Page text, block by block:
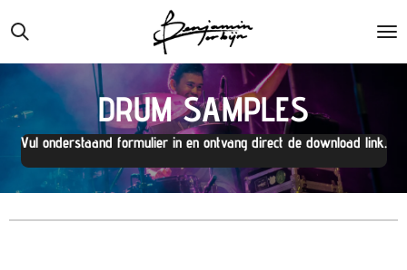
Ga
direct
naar
hoofdinhoudDRUM SAMPLES
Vul onderstaand formulier in en ontvang direct de download link.